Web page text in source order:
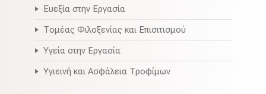
Ευεξία στην Εργασία
Τομέας Φιλοξενίας και Επισιτισμού
Υγεία στην Εργασία
Υγιεινή και Ασφάλεια Τροφίμων